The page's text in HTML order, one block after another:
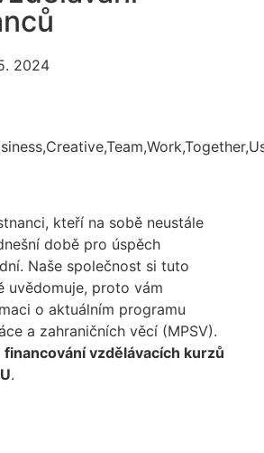
2024
kteří na sobě neustále
době pro úspěch
Naše společnost si tuto
uvědomuje, proto vám
o aktuálním programu
a zahraničních věcí (MPSV).
vzdělávacích kurzů
.